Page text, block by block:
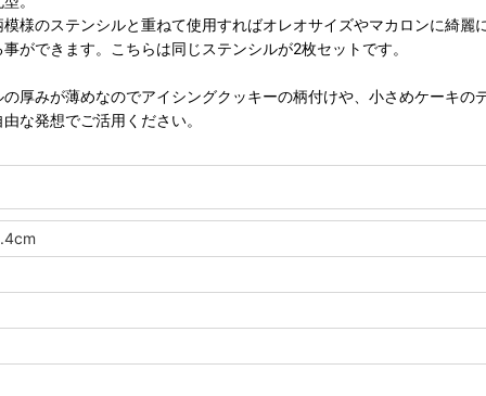
様のステンシルと重ねて使用すればオレオサイズやマカロンに綺麗
ができます。こちらは同じステンシルが2枚セットです。
厚みが薄めなのでアイシングクッキーの柄付けや、小さめケーキの
な発想でご活用ください。